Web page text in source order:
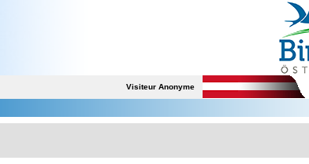
Visiteur Anonyme